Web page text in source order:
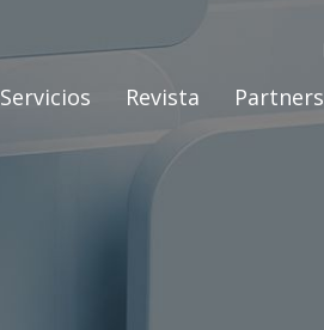
Servicios Revista Partners